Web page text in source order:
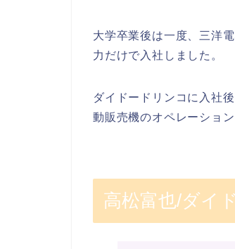
大学卒業後は一度、三洋
力だけで入社しました。
ダイドードリンコに入社
動販売機のオペレーショ
高松富也/ダイ